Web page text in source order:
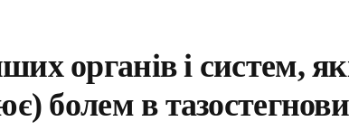
органів і систем,
болем в